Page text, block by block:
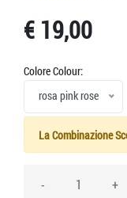
€ 19,00
Colore Colour:
rosa pink rose
La Combinazione
- +